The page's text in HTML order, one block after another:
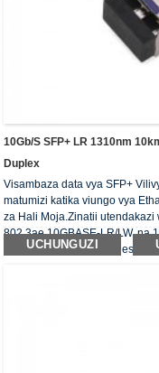
10Gb/s SFP+ LR 1310nm
Duplex
Visambaza data vya SFP+
matumizi katika viungo vya
za Hali Moja.Zinatii utendakazi
802.3ae 10GBASE-LR/LW, na
zinapatikana kupitia kiolesura
UCHUNGUZI